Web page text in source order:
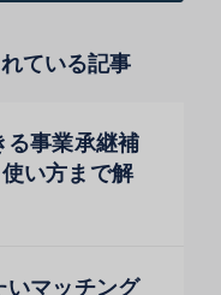
ている記事
る事業承継補
い方まで解
いマッチング